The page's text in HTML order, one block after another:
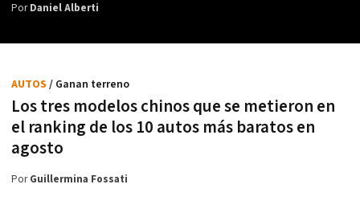
PorDaniel Alberti
Los tres modelos chinos que se metieron en
el ranking de los 10 autos más baratos en
agosto
AUTOS / Ganan terreno
PorGuillermina Fossati